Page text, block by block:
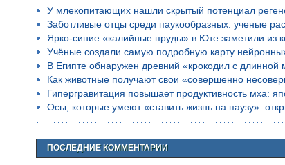
У млекопитающих нашли скрытый потенциал
Заботливые отцы среди паукообразных: ученые
Ярко-синие «калийные пруды» в Юте заметили из
Учёные создали самую подробную карту
В Египте обнаружен древний «крокодил с
Как животные получают свои «совершенно
Гипергравитация повышает продуктивность мха:
Осы, которые умеют «ставить жизнь на паузу»:
ПОСЛЕДНИЕ КОММЕНТАРИИ